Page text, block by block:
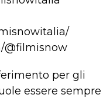
@filmisnow
per gli
essere sempre